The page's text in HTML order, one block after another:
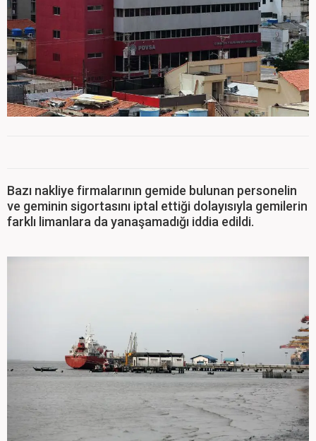
Bazı nakliye firmalarının gemide bulunan personelin
ve geminin sigortasını iptal ettiği dolayısıyla gemilerin
farklı limanlara da yanaşamadığı iddia edildi.